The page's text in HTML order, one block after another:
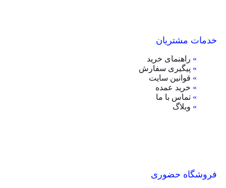
خدمات مشتریان
» راهنمای خرید
» پیگیری سفارش
» قوانین سایت
» خرید عمده
» تماس با ما
» وبلاگ
فروشگاه حضوری